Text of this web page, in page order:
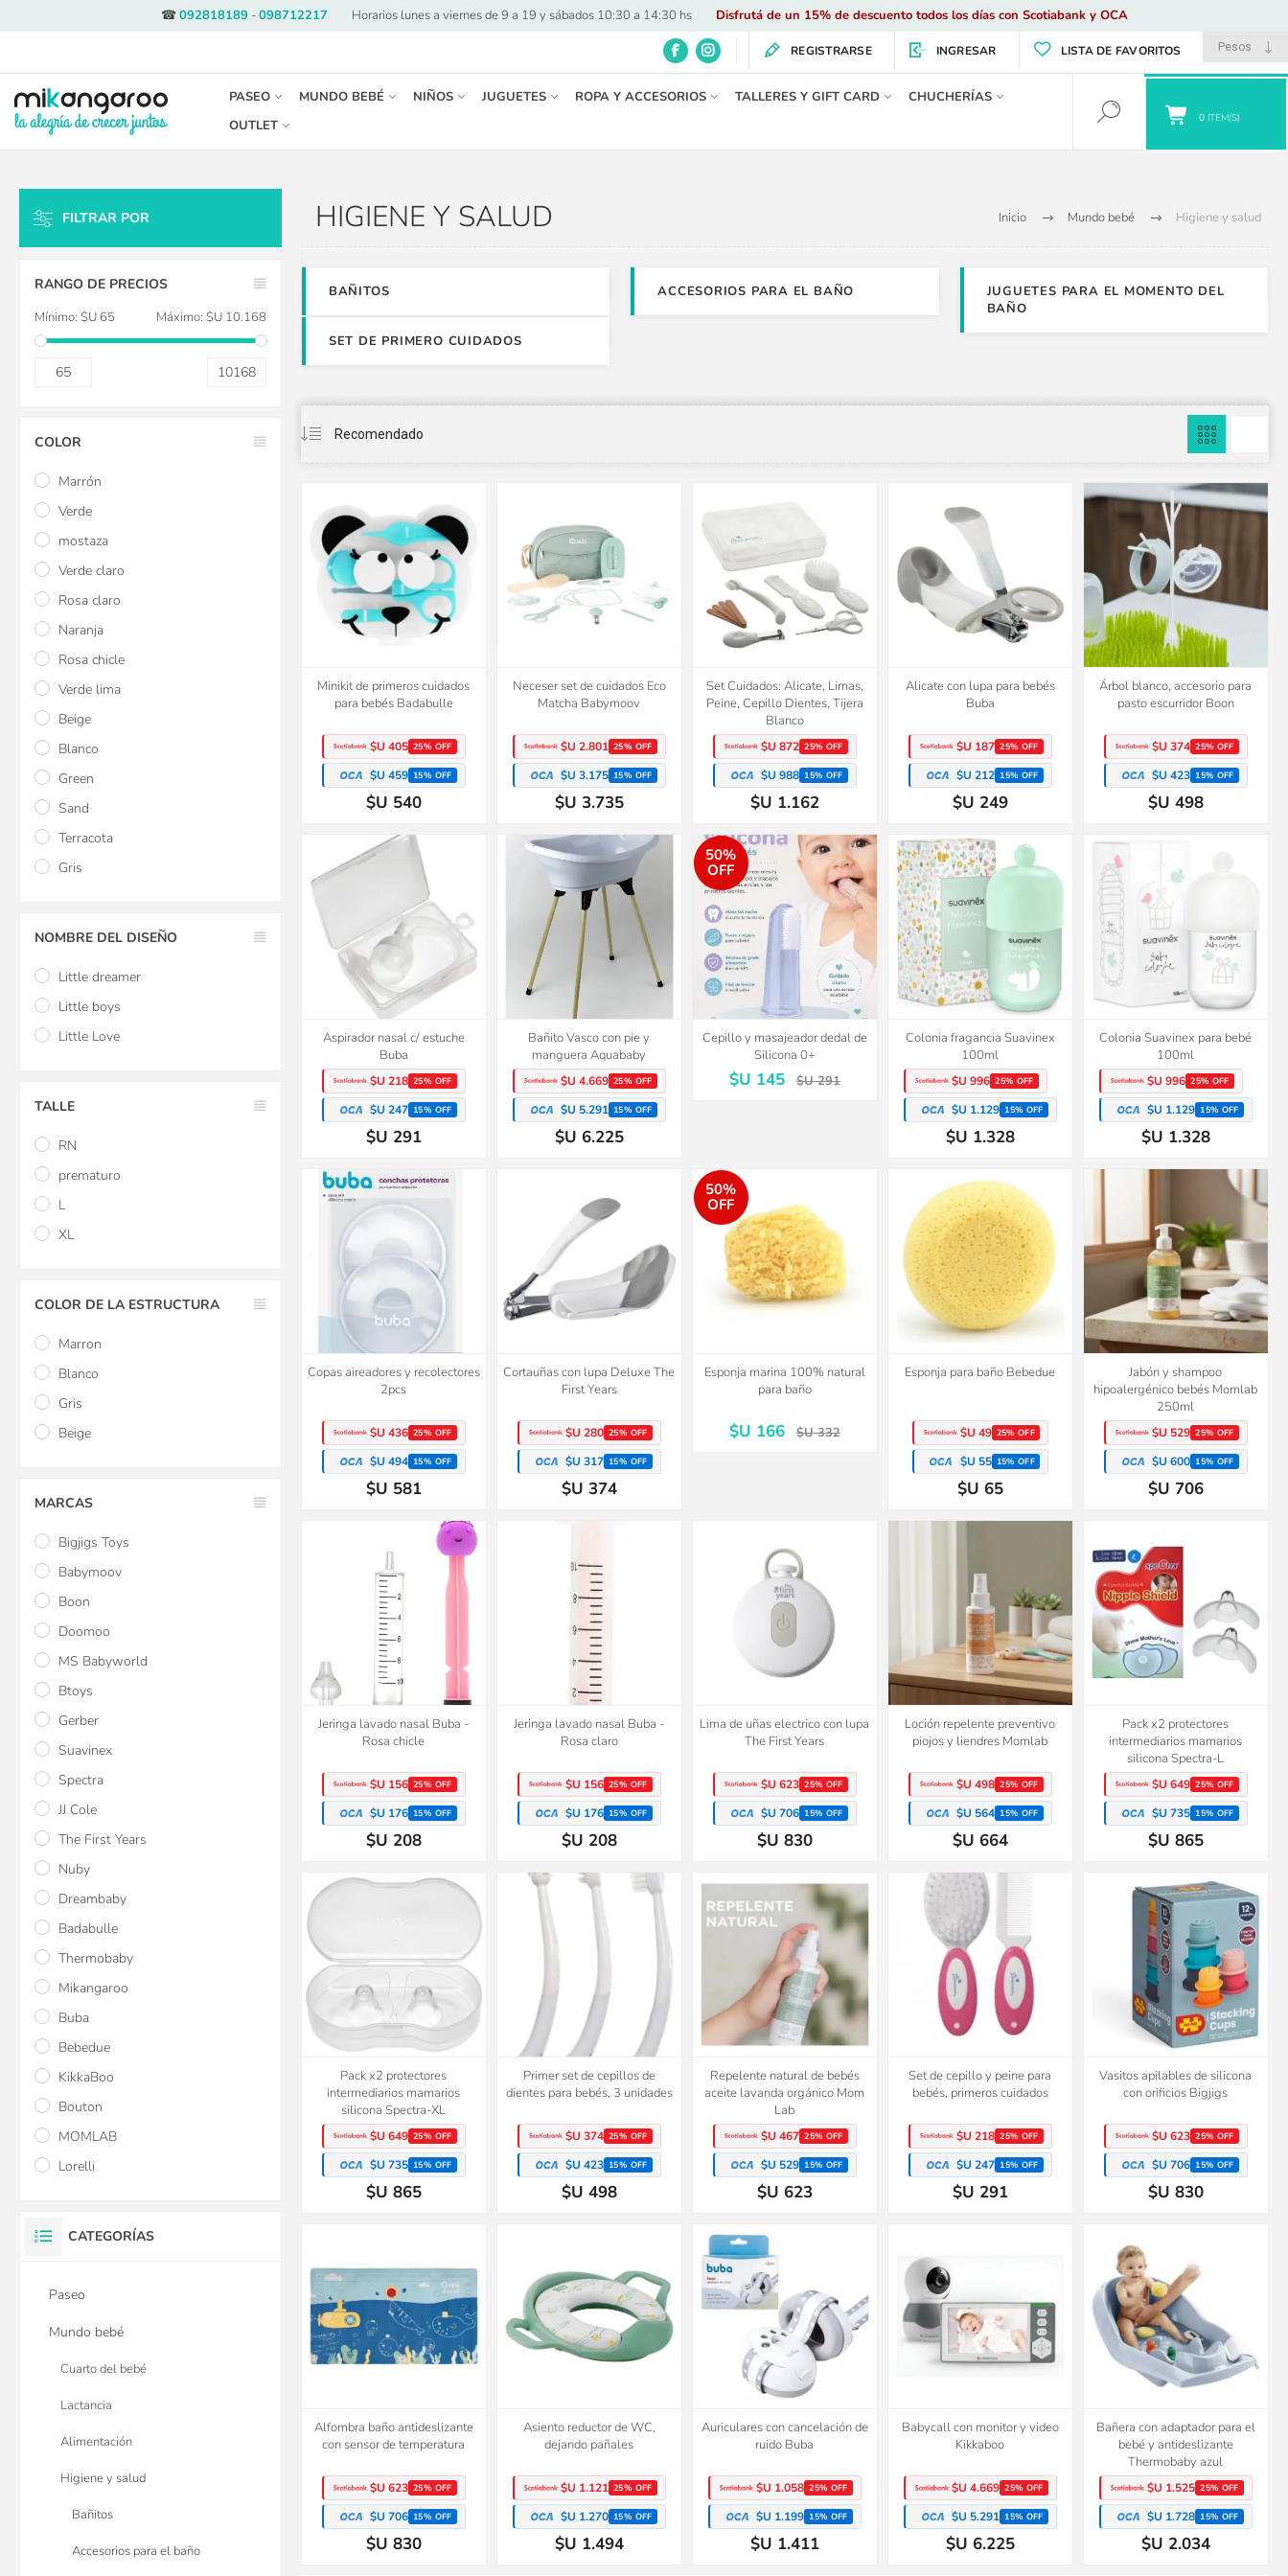
☎092818189-098712217 Horarios lunes a viernes de 9 a 19 y sábados 10:30 a 14:30 hs Disfrutá de un 15% de descuento todos los días con Scotiabank y OCA
REGISTRARSE INGRESAR LISTA DE FAVORITOS
PASEO MUNDO BEBÉ NIÑOS JUGUETES ROPA Y ACCESORIOS TALLERES Y GIFT CARD
CHUCHERÍAS
OUTLET
0 ITEM(S)
Inicio Mundo bebé Higiene y salud
HIGIENE Y SALUD
BAÑITOS ACCESORIOS PARA EL BAÑO
JUGUETES PARA EL MOMENTO DEL
BAÑO
SET DE PRIMERO CUIDADOS
Minikit de primeros cuidados
para bebés Badabulle
$U 405 25% OFF
$U 459 15% OFF
$U 540
Neceser set de cuidados Eco
Matcha Babymoov
$U 2.801 25% OFF
$U 3.175 15% OFF
$U 3.735
Set Cuidados: Alicate, Limas,
Peine, Cepillo Dientes, Tijera
Blanco
$U 872 25% OFF
$U 988 15% OFF
$U 1.162
Alicate con lupa para bebés
Buba
$U 187 25% OFF
$U 212 15% OFF
$U 249
Árbol blanco, accesorio para
pasto escurridor Boon
$U 374 25% OFF
$U 423 15% OFF
$U 498
Aspirador nasal c/ estuche
Buba
$U 218 25% OFF
$U 247 15% OFF
$U 291
Bañito Vasco con pie y
manguera Aquababy
$U 4.669 25% OFF
$U 5.291 15% OFF
$U 6.225
50%
OFF
Cepillo y masajeador dedal de
Silicona 0+
$U 145 $U 291
Colonia fragancia Suavinex
100ml
$U 996 25% OFF
$U 1.129 15% OFF
$U 1.328
Colonia Suavinex para bebé
100ml
$U 996 25% OFF
$U 1.129 15% OFF
$U 1.328
Copas aireadores y recolectores
2pcs
$U 436 25% OFF
$U 494 15% OFF
$U 581
Cortauñas con lupa Deluxe The
First Years
$U 280 25% OFF
$U 317 15% OFF
$U 374
50%
OFF
Esponja marina 100% natural
para baño
$U 166 $U 332
Esponja para baño Bebedue
$U 49 25% OFF
$U 55 15% OFF
$U 65
Jabón y shampoo
hipoalergénico bebés Momlab
250ml
$U 529 25% OFF
$U 600 15% OFF
$U 706
Jeringa lavado nasal Buba -
Rosa chicle
$U 156 25% OFF
$U 176 15% OFF
$U 208
Jeringa lavado nasal Buba -
Rosa claro
$U 156 25% OFF
$U 176 15% OFF
$U 208
Lima de uñas electrico con lupa
The First Years
$U 623 25% OFF
$U 706 15% OFF
$U 830
Loción repelente preventivo
piojos y liendres Momlab
$U 498 25% OFF
$U 564 15% OFF
$U 664
Pack x2 protectores
intermediarios mamarios
silicona Spectra-L
$U 649 25% OFF
$U 735 15% OFF
$U 865
Pack x2 protectores
intermediarios mamarios
silicona Spectra-XL
$U 649 25% OFF
$U 735 15% OFF
$U 865
Primer set de cepillos de
dientes para bebés, 3 unidades
$U 374 25% OFF
$U 423 15% OFF
$U 498
Repelente natural de bebés
aceite lavanda orgánico Mom
Lab
$U 467 25% OFF
$U 529 15% OFF
$U 623
Set de cepillo y peine para
bebés, primeros cuidados
$U 218 25% OFF
$U 247 15% OFF
$U 291
Vasitos apilables de silicona
con orificios Bigjigs
$U 623 25% OFF
$U 706 15% OFF
$U 830
Alfombra baño antideslizante
con sensor de temperatura
$U 623 25% OFF
$U 706 15% OFF
$U 830
Asiento reductor de WC,
dejando pañales
$U 1.121 25% OFF
$U 1.270 15% OFF
$U 1.494
Auriculares con cancelación de
ruido Buba
$U 1.058 25% OFF
$U 1.199 15% OFF
$U 1.411
Babycall con monitor y video
Kikkaboo
$U 4.669 25% OFF
$U 5.291 15% OFF
$U 6.225
Bañera con adaptador para el
bebé y antideslizante
Thermobaby azul
$U 1.525 25% OFF
$U 1.728 15% OFF
$U 2.034
FILTRAR POR
RANGO DE PRECIOS
Mínimo: $U 65 Máximo: $U 10.168
65 10168
COLOR
Marrón
Verde
mostaza
Verde claro
Rosa claro
Naranja
Rosa chicle
Verde lima
Beige
Blanco
Green
Sand
Terracota
Gris
NOMBRE DEL DISEÑO
Little dreamer
Little boys
Little Love
TALLE
RN
prematuro
L
XL
COLOR DE LA ESTRUCTURA
Marron
Blanco
Gris
Beige
MARCAS
Bigjigs Toys
Babymoov
Boon
Doomoo
MS Babyworld
Btoys
Gerber
Suavinex
Spectra
JJ Cole
The First Years
Nuby
Dreambaby
Badabulle
Thermobaby
Mikangaroo
Buba
Bebedue
KikkaBoo
Bouton
MOMLAB
Lorelli
CATEGORÍAS
Paseo
Mundo bebé
Cuarto del bebé
Lactancia
Alimentación
Higiene y salud
Bañitos
Accesorios para el baño